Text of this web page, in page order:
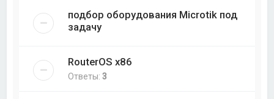
подбор оборудования Microtik под
задачу
RouterOS x86
Ответы:3